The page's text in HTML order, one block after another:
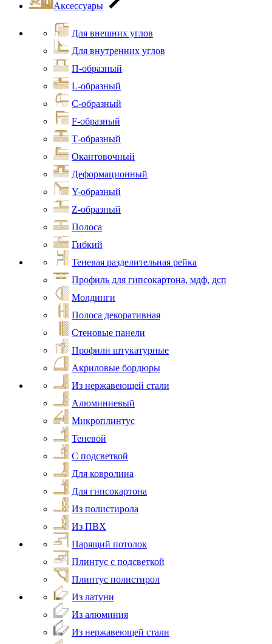
Аксессуары
Для внешних углов
Для внутренних углов
П-образный
L-образный
С-образный
F-образный
Т-образный
Окантовочный
Деформационный
Y-образный
Z-образный
Полоса
Гибкий
Теневая разделительная рейка
Профиль для гипсокартона, мдф, дсп
Молдинги
Полоса декоративная
Стеновые панели
Профили штукатурные
Акриловые бордюры
Из нержавеющей стали
Алюминиевый
Микроплинтус
Теневой
С подсветкой
Для ковролина
Для гипсокартона
Из полистирола
Из ПВХ
Парящий потолок
Плинтус с подсветкой
Плинтус полистирол
Из латуни
Из алюминия
Из нержавеющей стали